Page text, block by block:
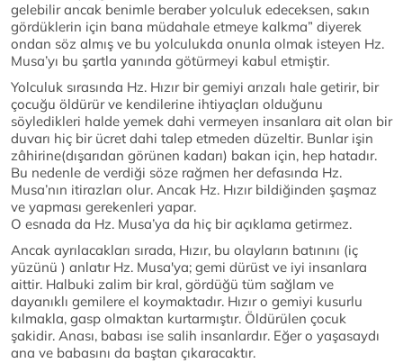
gelebilir ancak benimle beraber yolculuk edeceksen, sakın
gördüklerin için bana müdahale etmeye kalkma” diyerek
ondan söz almış ve bu yolculukda onunla olmak isteyen Hz.
Musa’yı bu şartla yanında götürmeyi kabul etmiştir.
Yolculuk sırasında Hz. Hızır bir gemiyi arızalı hale getirir, bir
çocuğu öldürür ve kendilerine ihtiyaçları olduğunu
söyledikleri halde yemek dahi vermeyen insanlara ait olan bir
duvarı hiç bir ücret dahi talep etmeden düzeltir. Bunlar işin
zâhirine(dışarıdan görünen kadarı) bakan için, hep hatadır.
Bu nedenle de verdiği söze rağmen her defasında Hz.
Musa’nın itirazları olur. Ancak Hz. Hızır bildiğinden şaşmaz
ve yapması gerekenleri yapar.
O esnada da Hz. Musa’ya da hiç bir açıklama getirmez.
Ancak ayrılacakları sırada, Hızır, bu olayların batınını (iç
yüzünü ) anlatır Hz. Musa'ya; gemi dürüst ve iyi insanlara
aittir. Halbuki zalim bir kral, gördüğü tüm sağlam ve
dayanıklı gemilere el koymaktadır. Hızır o gemiyi kusurlu
kılmakla, gasp olmaktan kurtarmıştır. Öldürülen çocuk
şakidir. Anası, babası ise salih insanlardır. Eğer o yaşasaydı
ana ve babasını da baştan çıkaracaktır.